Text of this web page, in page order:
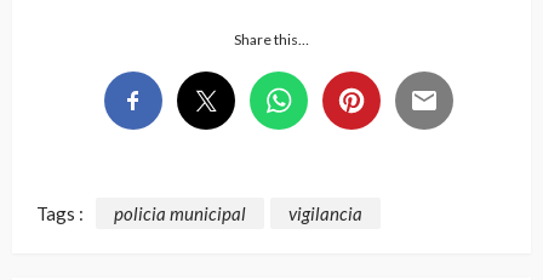
Share this…
Tags : policia municipal vigilancia